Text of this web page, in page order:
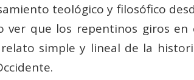
teológico y filosófico
ver que los repentinos giros en
simple y lineal de la